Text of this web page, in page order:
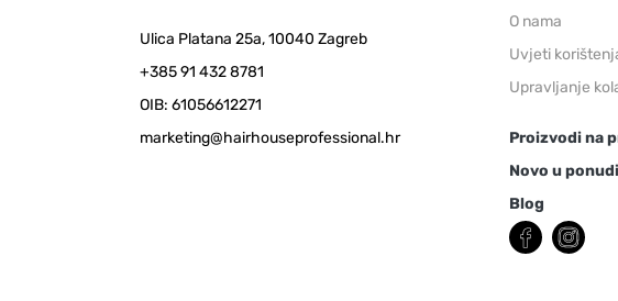
Ulica Platana 25a, 10040 Zagreb
+385 91 432 8781
OIB: 61056612271
marketing@hairhouseprofessional.hr
O nama
Uvjeti
Upravljanje
Proizvodi na
Novo u ponudi
Blog